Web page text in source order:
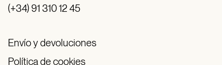
(+34) 91 310 12 45
Envío y devoluciones
Política de cookies